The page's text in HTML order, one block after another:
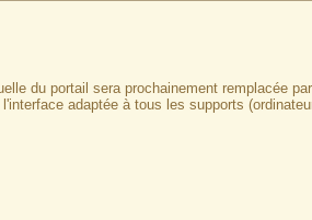
du portail sera prochainement remplacée
adaptée à tous les supports